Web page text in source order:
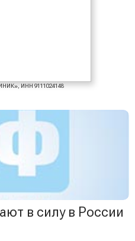
ИНН 9111024148
в силу в России